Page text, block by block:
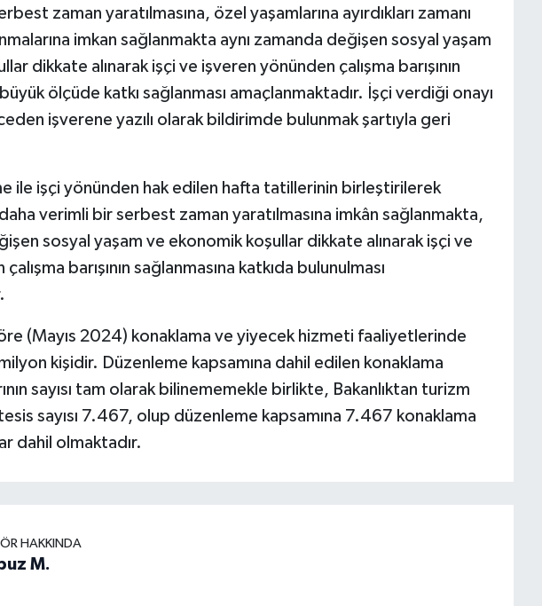
zaman yaratılmasına, özel yaşamlarına ayırdıkları zamanı
imkan sağlanmakta aynı zamanda değişen sosyal yaşam
dikkate alınarak işçi ve işveren yönünden çalışma barışının
ölçüde katkı sağlanması amaçlanmaktadır. İşçi verdiği onayı
işverene yazılı olarak bildirimde bulunmak şartıyla geri
ile işçi yönünden hak edilen hafta tatillerinin birleştirilerek
daha verimli bir serbest zaman yaratılmasına imkân sağlanmakta,
sosyal yaşam ve ekonomik koşullar dikkate alınarak işçi ve
barışının sağlanmasına katkıda bulunulması
(Mayıs 2024) konaklama ve yiyecek hizmeti faaliyetlerinde
milyon kişidir. Düzenleme kapsamına dahil edilen konaklama
sayısı tam olarak bilinememekle birlikte, Bakanlıktan turizm
sayısı 7.467, olup düzenleme kapsamına 7.467 konaklama
dahil olmaktadır.
HAKKINDA
M.